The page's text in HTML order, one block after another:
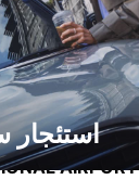
AIRPORT
استئجار